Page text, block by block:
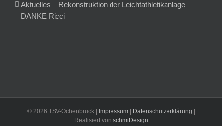
Aktuelles – Rekonstruktion der Leichtathletikanlage –
DANKE Ricci
© 2026 TSV-Ochenbruck | Impressum| Datenschutzerklärung
Realisiert von schmiDesign